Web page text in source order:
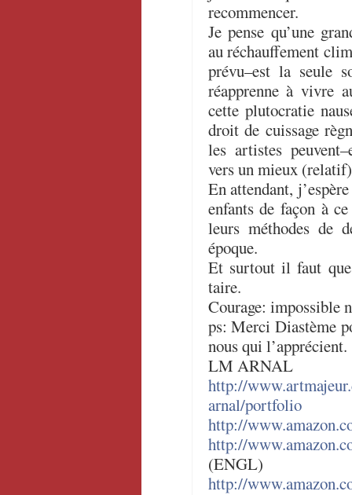
recommencer.
Je pense qu’une
au réchauffement
prévu–est la seule
réapprenne à vivre
cette plutocratie
droit de cuissage
les artistes
vers un mieux
En attendant,
enfants de façon à
leurs méthodes de
époque.
Et surtout il faut que
taire.
Courage: impossible
ps: Merci Diastème
nous qui l’apprécient.
LM ARNAL
http://
arnal/portfolio
http://
http://
(ENGL)
http://